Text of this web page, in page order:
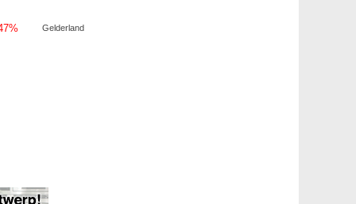
Gelderland